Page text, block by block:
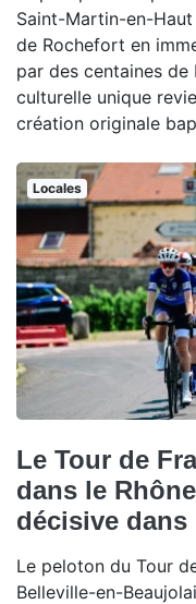
Saint-Martin-en-
de Rochefort en
par des centaines
culturelle unique
création originale
Locales
Le Tour de
dans le
décisive
Le peloton du Tour
Belleville-en-